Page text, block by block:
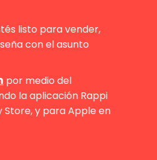
listo para vender,
con el asunto
por medio del
la aplicación Rappi
Store, y para Apple en